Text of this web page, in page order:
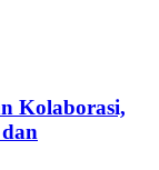
Kolaborasi,